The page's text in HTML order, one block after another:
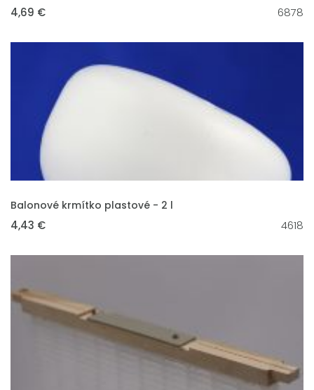
4,69 € 6878
VLOŽIT DO KOŠÍKU
Balonové krmítko plastové - 2 l
4,43 € 4618